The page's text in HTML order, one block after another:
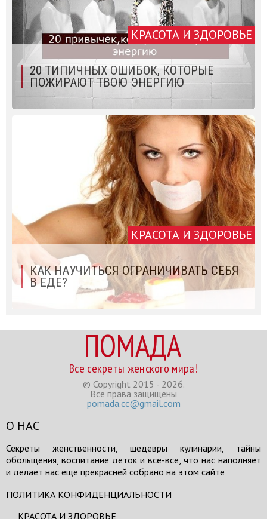
КРАСОТА И ЗДОРОВЬЕ
20 ТИПИЧНЫХ ОШИБОК, КОТОРЫЕ
ПОЖИРАЮТ ТВОЮ ЭНЕРГИЮ
КРАСОТА И ЗДОРОВЬЕ
КАК НАУЧИТЬСЯ ОГРАНИЧИВАТЬ СЕБЯ
В ЕДЕ?
ПОМАДА
Все секреты женского мира!
© Copyright 2015 - 2026.
Все права защищены
pomada.cc@gmail.com
О НАС
Секреты женственности, шедевры кулинарии, тайны
обольщения, воспитание деток и все-все, что нас наполняет
и делает нас еще прекрасней собрано на этом сайте
ПОЛИТИКА КОНФИДЕНЦИАЛЬНОСТИ
КРАСОТА И ЗДОРОВЬЕ